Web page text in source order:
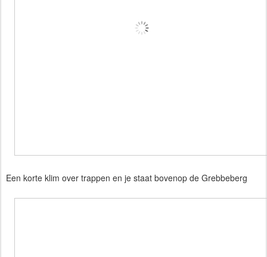
Een korte klim over trappen en je staat bovenop de Grebbeberg